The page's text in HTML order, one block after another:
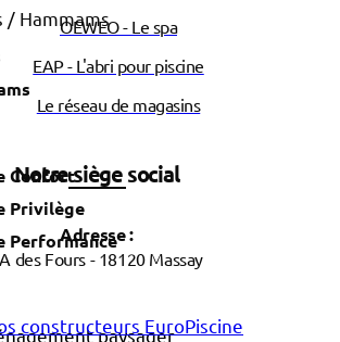
/ Hammams
Confort
Privilège
Performance
OEWEO - Le spa
EAP - L'abri pour piscine
Le réseau de magasins
Notre siège social
Adresse :
des Fours - 18120 Massay